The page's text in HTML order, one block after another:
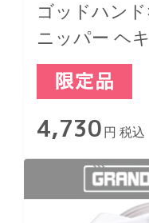
ゴッドハン
ニッパー ヘ
4,730 円 税込